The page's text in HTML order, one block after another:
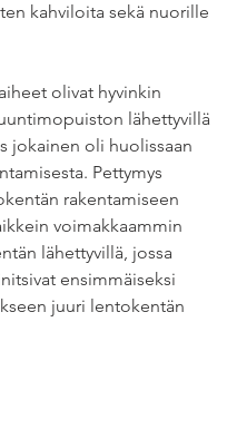
kahviloita sekä nuorille
olivat hyvinkin
lähettyvillä
jokainen oli huolissaan
Pettymys
rakentamiseen
voimakkaammin
lähettyvillä, jossa
ensimmäiseksi
juuri lentokentän